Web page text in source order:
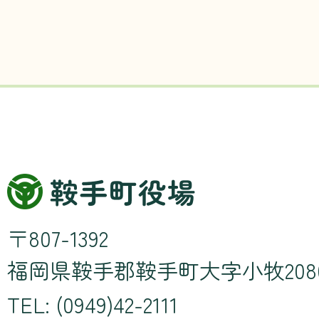
〒807-1392
福岡県鞍手郡鞍手町大字小牧
TEL: (0949)42-2111